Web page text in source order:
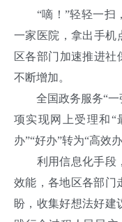
“嘀！”轻轻一扫
一家医院，拿出手机
区各部门加速推进社
不断增加。
全国政务服务“
项实现网上受理和“
办”“好办”转为“高效办
利用信息化手段
效能，各地区各部门
盼，收集好想法好建